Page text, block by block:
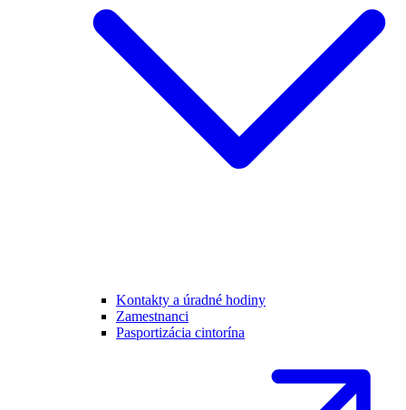
Kontakty a úradné hodiny
Zamestnanci
Pasportizácia cintorína